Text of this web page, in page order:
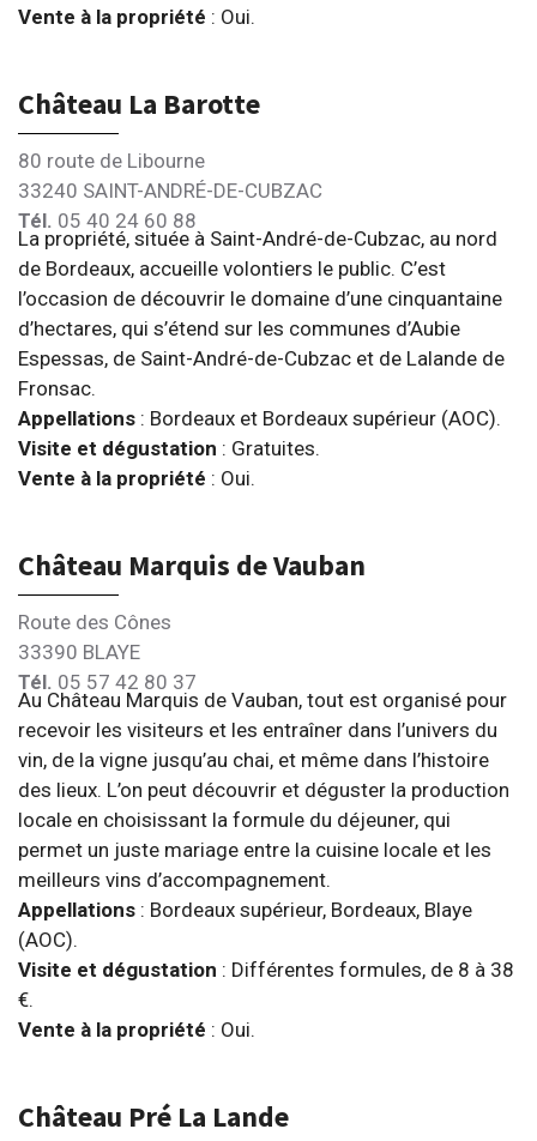
Vente à la propriété : Oui.
Château La Barotte
80 route de Libourne
33240 SAINT-ANDRÉ-DE-CUBZAC
Tél. 05 40 24 60 88
La propriété, située à Saint-André-de-Cubzac, au nord
de Bordeaux, accueille volontiers le public. C’est
l’occasion de découvrir le domaine d’une cinquantaine
d’hectares, qui s’étend sur les communes d’Aubie
Espessas, de Saint-André-de-Cubzac et de Lalande de
Fronsac.
Appellations : Bordeaux et Bordeaux supérieur (AOC).
Visite et dégustation : Gratuites.
Vente à la propriété : Oui.
Château Marquis de Vauban
Route des Cônes
33390 BLAYE
Tél. 05 57 42 80 37
Au Château Marquis de Vauban, tout est organisé pour
recevoir les visiteurs et les entraîner dans l’univers du
vin, de la vigne jusqu’au chai, et même dans l’histoire
des lieux. L’on peut découvrir et déguster la production
locale en choisissant la formule du déjeuner, qui
permet un juste mariage entre la cuisine locale et les
meilleurs vins d’accompagnement.
Appellations : Bordeaux supérieur, Bordeaux, Blaye
(AOC).
Visite et dégustation : Différentes formules, de 8 à 38
€.
Vente à la propriété : Oui.
Château Pré La Lande